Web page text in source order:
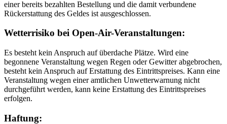
einer bereits bezahlten Bestellung und die damit verbundene
Rückerstattung des Geldes ist ausgeschlossen.
Wetterrisiko bei Open-Air-Veranstaltungen:
Es besteht kein Anspruch auf überdache Plätze. Wird eine
begonnene Veranstaltung wegen Regen oder Gewitter abgebrochen,
besteht kein Anspruch auf Erstattung des Eintrittspreises. Kann eine
Veranstaltung wegen einer amtlichen Unwetterwarnung nicht
durchgeführt werden, kann keine Erstattung des Eintrittspreises
erfolgen.
Haftung: